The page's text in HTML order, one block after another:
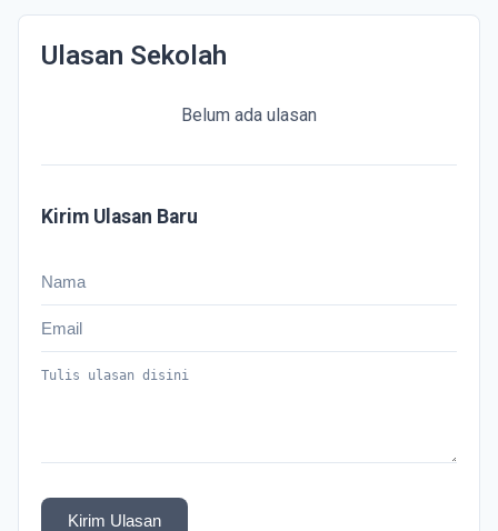
Ulasan Sekolah
Belum ada ulasan
Kirim Ulasan Baru
Kirim Ulasan